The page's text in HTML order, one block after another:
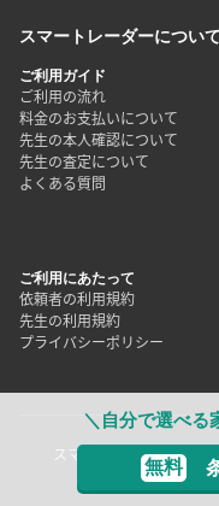
＼自分で選べる
無料
スマートレーダーについて
ご利用ガイド
ご利用の流れ
料金のお支払いについて
先生の本人確認について
先生の査定について
よくある質問
ご利用にあたって
依頼者の利用規約
先生の利用規約
プライバシーポリシー
スマートレーダーとは 採
Copyright